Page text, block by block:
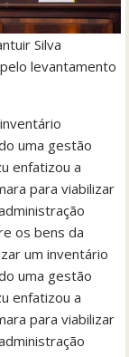
Silva
levantamento
uma gestão
enfatizou a
para viabilizar
os bens da
um inventário
uma gestão
enfatizou a
para viabilizar